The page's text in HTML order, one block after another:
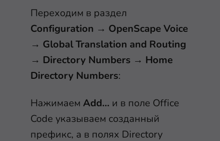
Переходим в раздел
Configuration → OpenScape Voice
→ Global Translation and Routing
→ Directory Numbers → Home
Directory Numbers:
Нажимаем Add… и в поле Office
Code указываем созданный
префикс, а в полях Directory